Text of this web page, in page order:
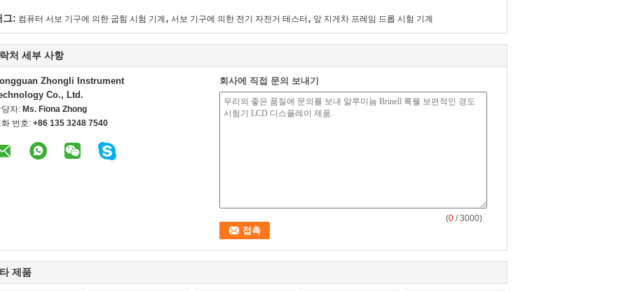
그: 컴퓨터 서보 기구에 의한 굽힘 시험 기계 , 서보 기구에 의한 전기 자전거 테스터 , 앞 지게차 프레임 드롭 시험 기계
처 세부 사항
Zhongli Instrument
Co., Ltd.
당자: Ms. Fiona Zhong
화 번호: +86 135 3248 7540
회사에 직접 문의 보내기
(0 / 3000)
제품